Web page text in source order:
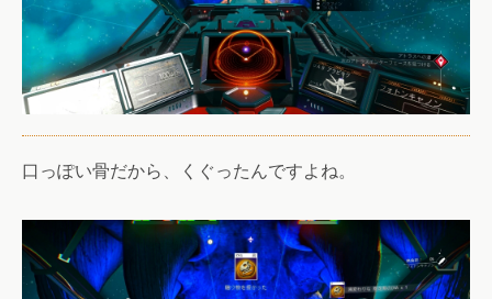
口っぽい骨だから、くぐったんですよね。